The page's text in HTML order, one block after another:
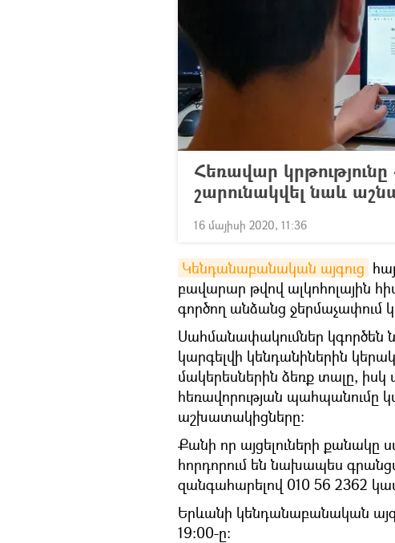
Հեռավար
շարունակվել նաև
16 մայիսի 2020, 11:36
Կենդանաբանական այգուց
բավարար թվով ալկոհոլային
գործող անձանց ջերմաչափում
Սահմանափակումներ կգործեն
կարգելվի կենդանիներին
մակերեսներին ձեռք տալը, իսկ
հեռավորության պահպանումը
աշխատակիցները:
Քանի որ այցելուների քանակը
հորդորում են նախապես
զանգահարելով 010 56 2362
Երևանի կենդանաբանական
19։00-ը։